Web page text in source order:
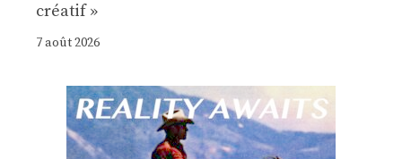
créatif »
7 août 2026